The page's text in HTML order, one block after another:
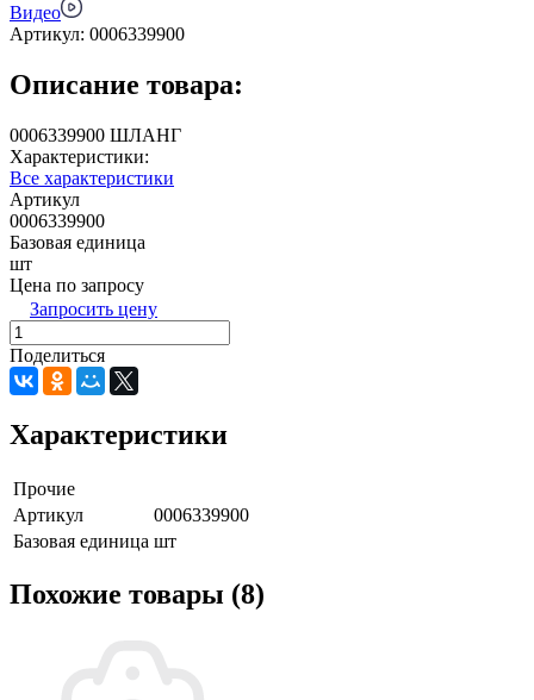
Видео
Артикул: 0006339900
Описание товара:
0006339900 ШЛАНГ
Характеристики:
Все характеристики
Артикул
0006339900
Базовая единица
шт
Цена по запросу
Запросить цену
Поделиться
Характеристики
Прочие
Артикул
0006339900
Базовая единица шт
Похожие товары (8)